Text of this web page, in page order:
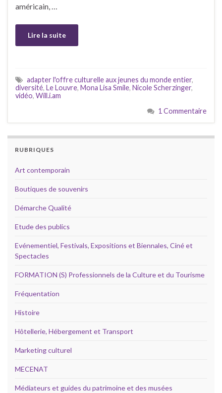
américain, …
Lire la suite
adapter l'offre culturelle aux jeunes du monde entier,
diversité, Le Louvre, Mona Lisa Smile, Nicole Scherzinger,
vidéo, Will.i.am
1 Commentaire
RUBRIQUES
Art contemporain
Boutiques de souvenirs
Démarche Qualité
Etude des publics
Evénementiel, Festivals, Expositions et Biennales, Ciné et
Spectacles
FORMATION (S) Professionnels de la Culture et du Tourisme
Fréquentation
Histoire
Hôtellerie, Hébergement et Transport
Marketing culturel
MECENAT
Médiateurs et guides du patrimoine et des musées